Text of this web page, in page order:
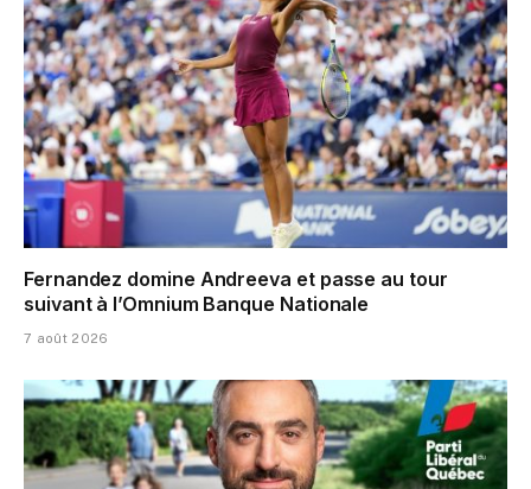
Fernandez domine Andreeva et passe au tour
suivant à l’Omnium Banque Nationale
7 août 2026